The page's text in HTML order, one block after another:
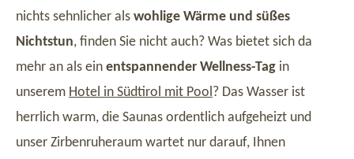
nichts sehnlicher als wohlige Wärme und süßes
Nichtstun, finden Sie nicht auch? Was bietet sich da
mehr an als ein entspannender Wellness-Tag in
unserem Hotel in Südtirol mit Pool? Das Wasser ist
herrlich warm, die Saunas ordentlich aufgeheizt und
unser Zirbenruheraum wartet nur darauf, Ihnen